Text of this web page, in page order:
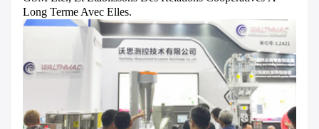
Long Terme Avec Elles.